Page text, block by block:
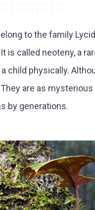
to the family
is called neoteny, a
child physically.
are as
by generations.